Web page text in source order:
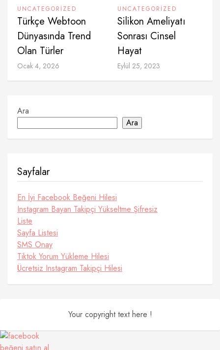
UNCATEGORIZED
Türkçe Webtoon
Dünyasında Trend
Olan Türler
Ocak 4, 2026
UNCATEGORIZED
Silikon Ameliyatı
Sonrası Cinsel
Hayat
Eylül 25, 2023
Ara
Ara
Sayfalar
En İyi Facebook Beğeni Hilesi
Instagram Bayan Takipçi Yükseltme Şifresiz
Liste
Sayfa Listesi
SMS Onay
Tiktok Yorum Yükleme Hilesi
Ücretsiz Instagram Takipçi Hilesi
Your copyright text here !